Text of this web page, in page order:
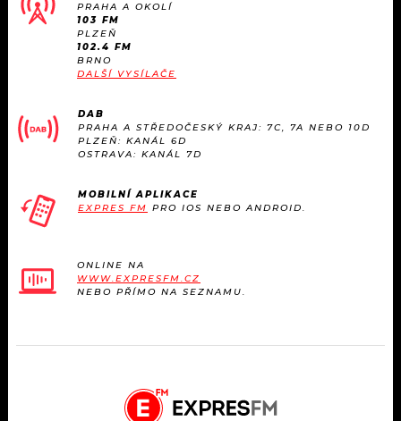
PRAHA A OKOLÍ
103 FM
PLZEŇ
102.4 FM
BRNO
DALŠÍ VYSÍLAČE
DAB
PRAHA A STŘEDOČESKÝ KRAJ: 7C, 7A NEBO 10D
PLZEŇ: KANÁL 6D
OSTRAVA: KANÁL 7D
MOBILNÍ APLIKACE
EXPRES FM PRO IOS NEBO ANDROID.
ONLINE NA
WWW.EXPRESFM.CZ
NEBO PŘÍMO NA SEZNAMU.